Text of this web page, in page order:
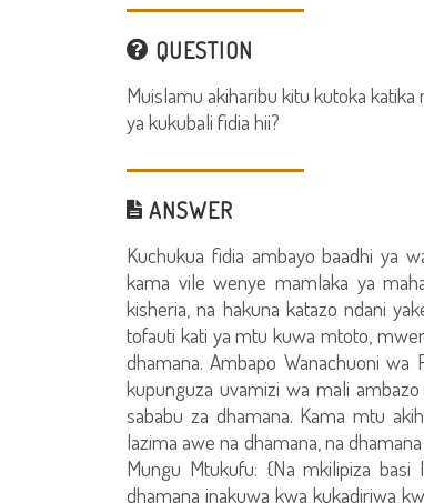
QUESTION
Muislamu akiharibu kitu kutoka
ya kukubali fidia hii?
ANSWER
Kuchukua fidia ambayo baadhi ya
kama vile wenye mamlaka ya
kisheria, na hakuna katazo ndani
tofauti kati ya mtu kuwa mtoto,
dhamana. Ambapo Wanachuoni wa
kupunguza uvamizi wa mali
sababu za dhamana. Kama mtu
lazima awe na dhamana, na
Mungu Mtukufu: {Na mkilipiza
dhamana inakuwa kwa kukadiriwa